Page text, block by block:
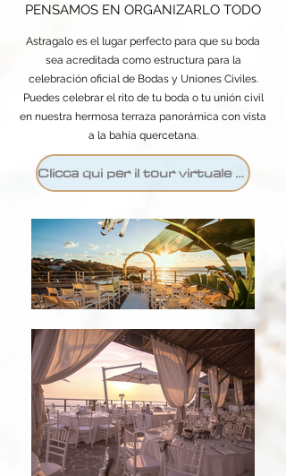
PENSAMOS EN ORGANIZARLO TODO
Astragalo es el lugar perfecto para que su boda
sea acreditada como estructura para la
celebración oficial de Bodas y Uniones Civiles.
Puedes celebrar el rito de tu boda o tu unión civil
en nuestra hermosa terraza panorámica con vista
a la bahía quercetana.
Clicca qui per il tour virtuale a 360° di Astragalo